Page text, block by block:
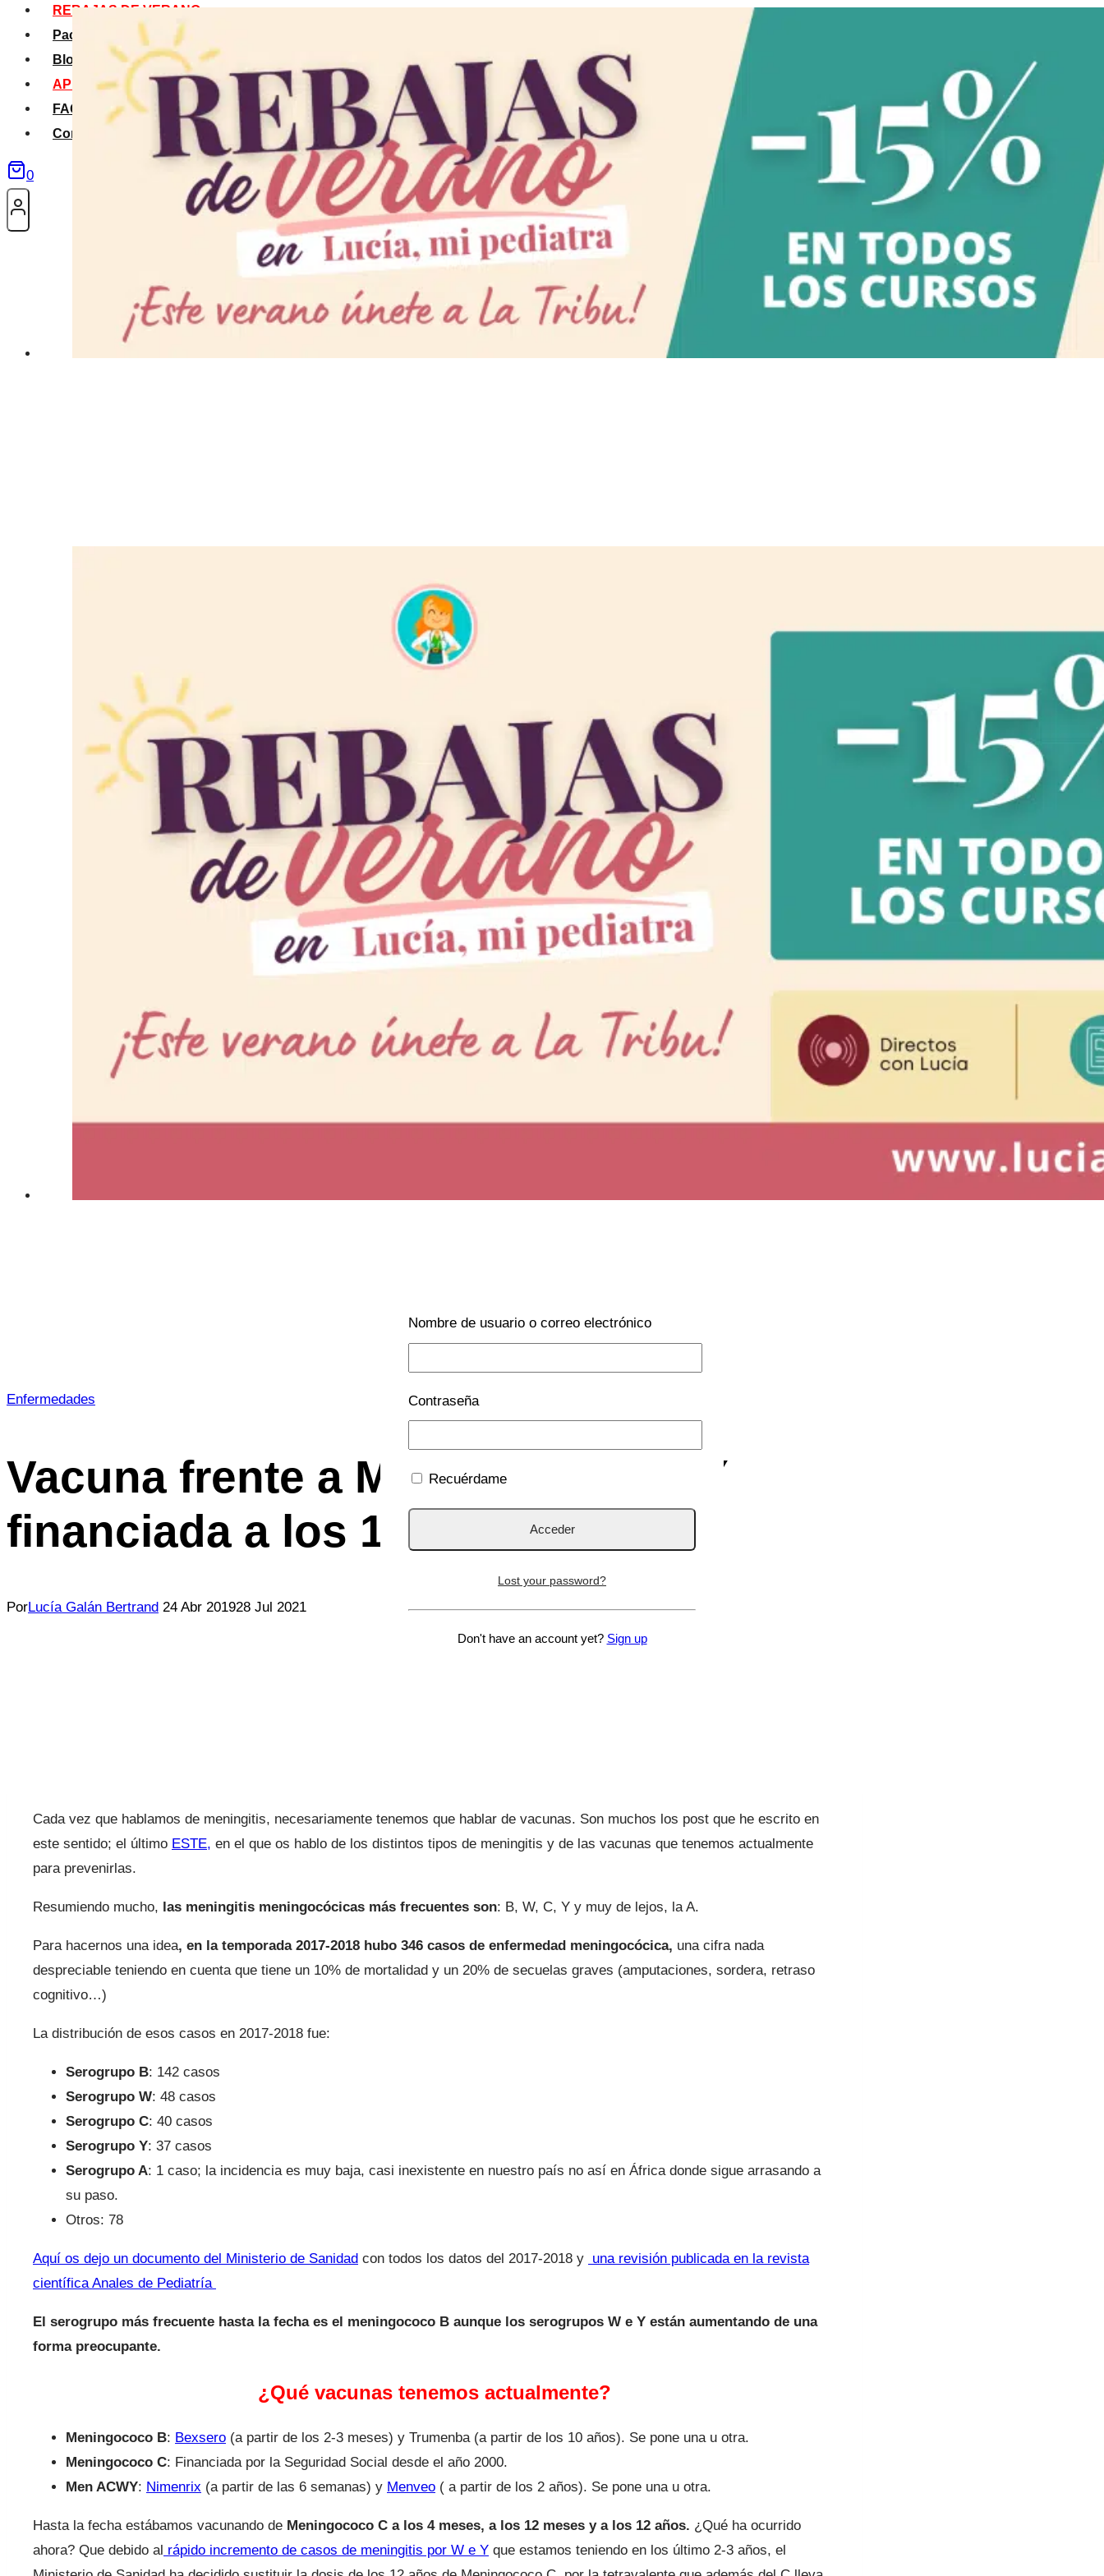
REBAJAS DE VERANO
Packs Verano
Blog
APP La Tribu
FAQS
Contacto
0
Enfermedades
Vacuna frente a Meningitis ACWY
financiada a los 12 años.
PorLucía Galán Bertrand 24 Abr 201928 Jul 2021
Cada vez que hablamos de meningitis, necesariamente tenemos que hablar de vacunas. Son muchos los post que he escrito en
este sentido; el último ESTE, en el que os hablo de los distintos tipos de meningitis y de las vacunas que tenemos actualmente
para prevenirlas.
Resumiendo mucho, las meningitis meningocócicas más frecuentes son: B, W, C, Y y muy de lejos, la A.
Para hacernos una idea, en la temporada 2017-2018 hubo 346 casos de enfermedad meningocócica, una cifra nada
despreciable teniendo en cuenta que tiene un 10% de mortalidad y un 20% de secuelas graves (amputaciones, sordera, retraso
cognitivo…)
La distribución de esos casos en 2017-2018 fue:
Serogrupo B: 142 casos
Serogrupo W: 48 casos
Serogrupo C: 40 casos
Serogrupo Y: 37 casos
Serogrupo A: 1 caso; la incidencia es muy baja, casi inexistente en nuestro país no así en África donde sigue arrasando a
su paso.
Otros: 78
Aquí os dejo un documento del Ministerio de Sanidad con todos los datos del 2017-2018 y una revisión publicada en la revista
científica Anales de Pediatría
El serogrupo más frecuente hasta la fecha es el meningococo B aunque los serogrupos W e Y están aumentando de una
forma preocupante.
¿Qué vacunas tenemos actualmente?
Meningococo B: Bexsero (a partir de los 2-3 meses) y Trumenba (a partir de los 10 años). Se pone una u otra.
Meningococo C: Financiada por la Seguridad Social desde el año 2000.
Men ACWY: Nimenrix (a partir de las 6 semanas) y Menveo ( a partir de los 2 años). Se pone una u otra.
Hasta la fecha estábamos vacunando de Meningococo C a los 4 meses, a los 12 meses y a los 12 años. ¿Qué ha ocurrido
ahora? Que debido al rápido incremento de casos de meningitis por W e Y que estamos teniendo en los último 2-3 años, el
Nombre de usuario o correo electrónico
Contraseña
Recuérdame
Lost your password?
Don't have an account yet? Sign up